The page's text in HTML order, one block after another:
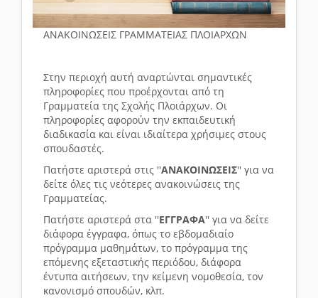
ΑΝΑΚΟΙΝΩΣΕΙΣ ΓΡΑΜΜΑΤΕΙΑΣ ΠΛΟΙΑΡΧΩΝ
Στην περιοχή αυτή αναρτώνται σημαντικές
πληροφορίες που προέρχονται από τη
Γραμματεία της Σχολής Πλοιάρχων. Οι
πληροφορίες αφορούν την εκπαιδευτική
διαδικασία και είναι ιδιαίτερα χρήσιμες στους
σπουδαστές.
Πατήστε αριστερά στις ''ΑΝΑΚΟΙΝΩΣΕΙΣ'' για να
δείτε όλες τις νεότερες ανακοινώσεις της
Γραμματείας.
Πατήστε αριστερά στα ''ΕΓΓΡΑΦΑ'' για να δείτε
διάφορα έγγραφα, όπως το εβδομαδιαίο
πρόγραμμα μαθημάτων, το πρόγραμμα της
επόμενης εξεταστικής περιόδου, διάφορα
έντυπα αιτήσεων, την κείμενη νομοθεσία, τον
κανονισμό σπουδών, κλπ.